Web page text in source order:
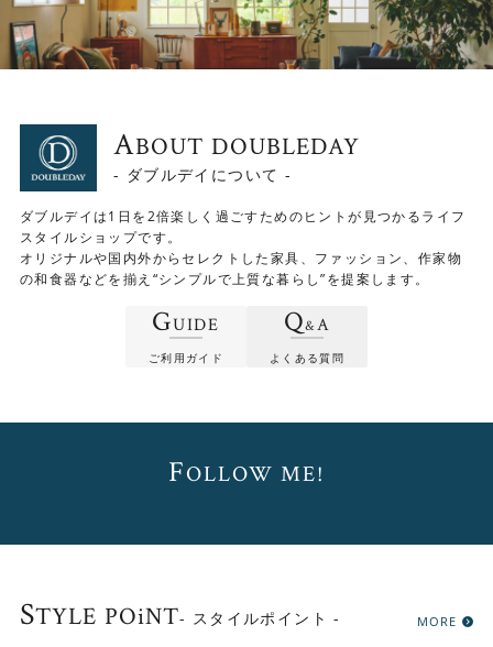
す。使うスペースや用途に合わせて細かなサイズ設定から
ABOUT DOUBLEDAY
- ダブルデイについて -
ダブルデイは1日を2倍楽しく過ごすためのヒントが見つかるライフ
スタイルショップです。
オリジナルや国内外からセレクトした家具、ファッション、作家物
の和食器などを揃え“シンプルで上質な暮らし”を提案します。
GUIDE
ご利用ガイド
Q&A
よくある質問
FOLLOW ME!
STYLE POiNT- スタイルポイント - MORE